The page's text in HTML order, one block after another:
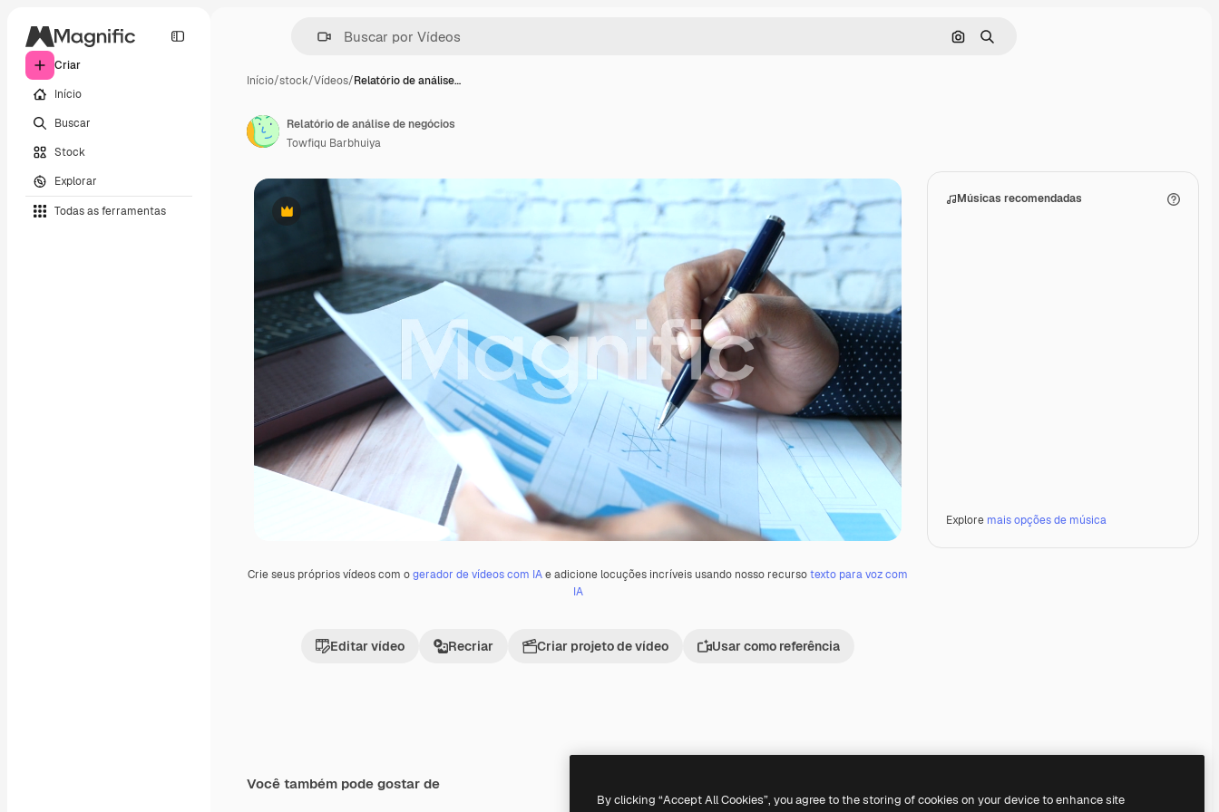
Criar
Início
Buscar
Stock
Explorar
Todas as ferramentas
Pesquisar por imagem
Buscar
Início/stock/Vídeos/Relatório de análise…
Premium
Crie seus próprios vídeos com ogerador de vídeos com IAe adicione locuções incríveis usando nosso recursotexto para voz com
IA
Editar vídeo Recriar Criar projeto de vídeo Usar como referência
Músicas recomendadas
Explore mais opções de música
Relatório de análise de negócios
Towfiqu Barbhuiya
Você também pode gostar de
Premium
Premium Premium
Premium
By clicking “Accept All Cookies”, you agree to the storing of cookies on your device to enhance site